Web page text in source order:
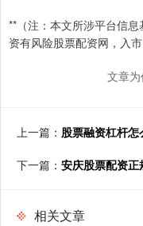
**（注：本文所涉平台信
资有风险股票配资网，入
文章
上一篇： 股票融资杠杆
下一篇： 安庆股票配资正
相关文章